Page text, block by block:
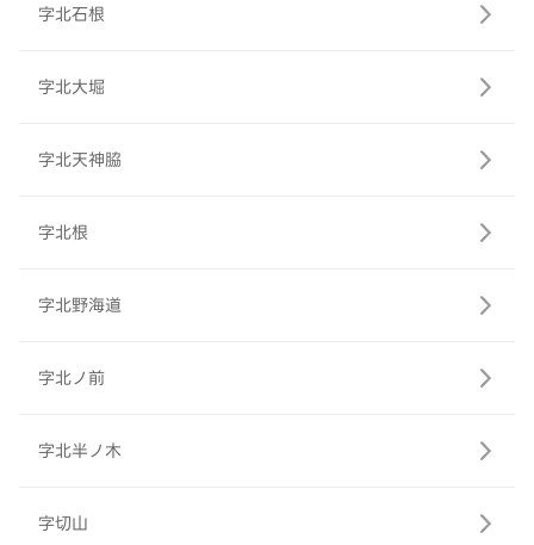
字北石根
字北大堀
字北天神脇
字北根
字北野海道
字北ノ前
字北半ノ木
字切山